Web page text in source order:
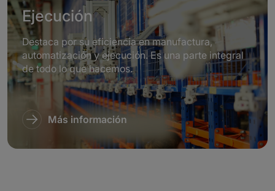
Ejecución
Destaca por su eficiencia en manufactura,
automatización y ejecución. Es una parte integral
de todo lo que hacemos.
Más información